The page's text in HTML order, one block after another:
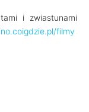
i zwiastunami
filmy